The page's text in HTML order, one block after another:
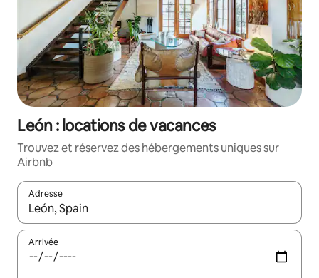
León : locations de vacances
Trouvez et réservez des hébergements uniques sur
Airbnb
Adresse
Lorsque les résultats s'affichent, utilisez les flèches vers le
Arrivée